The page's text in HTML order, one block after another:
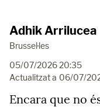
Adhik Arrilucea
Brussel·les
05/07/2026 20:35
Actualitzat a 06/07/
Encara que no